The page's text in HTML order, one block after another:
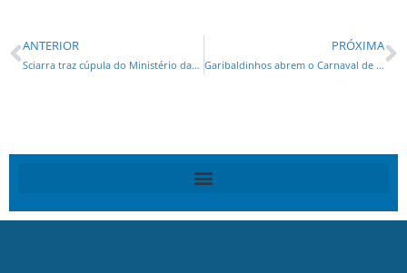
ANTERIOR
Sciarra traz cúpula do Ministério das Cidades para conhecer projetos do Paraná
PRÓXIMA
Garibaldinhos abrem o Carnaval de Curitiba